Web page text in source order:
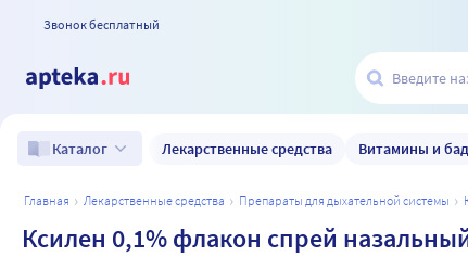
Звонок бесплатный
Каталог Лекарственные средства Витамины и бад
главная лекарственные средства препараты для дыхательной системы
Ксилен 0,1% флакон спрей